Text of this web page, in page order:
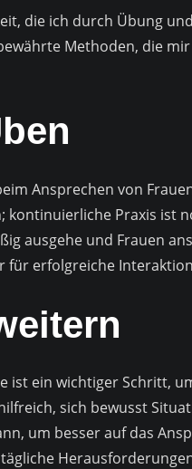
die ich durch Übung
Methoden, die
Ansprechen von
kontinuierliche Praxis ist
ausgehe und Frauen
für erfolgreiche
ist ein wichtiger Schritt,
sich bewusst
um besser auf das